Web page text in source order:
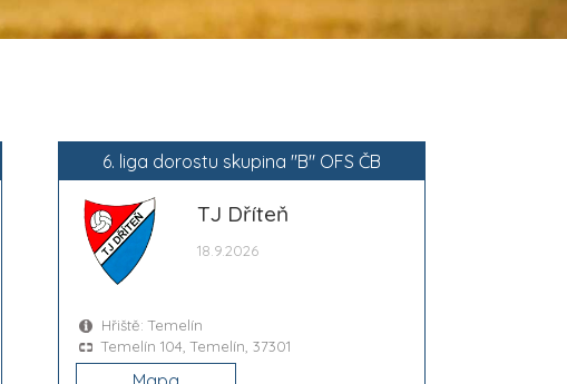
6. liga dorostu skupina "B" OFS ČB
TJ Dříteň
18.9.2026
Hřiště: Temelín
Temelín 104, Temelín, 37301